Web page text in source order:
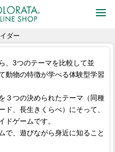
ダー
、3つのテーマを比較して並
動物の特徴が学べる体験型学習
３つの決められたテーマ（同種
、長生きくらべ）にそって、
ドゲームです。
で、遊びながら身近に知ること